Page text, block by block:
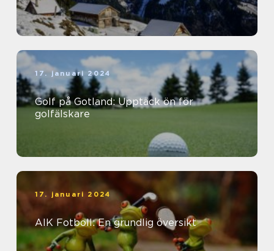
17. januari 2024
Golf på Gotland: Upptäck ön för
golfälskare
17. januari 2024
AIK Fotboll: En grundlig översikt